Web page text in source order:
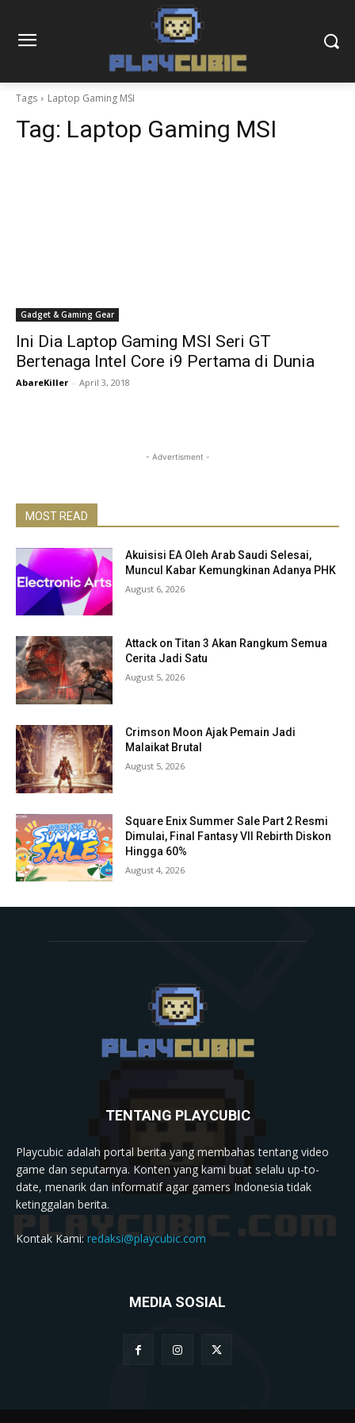
Tags Laptop Gaming MSI
Tag: Laptop Gaming MSI
Gadget & Gaming Gear
Ini Dia Laptop Gaming MSI Seri GT
Bertenaga Intel Core i9 Pertama di Dunia
AbareKiller - April 3, 2018
- Advertisment -
MOST READ
Akuisisi EA Oleh Arab Saudi Selesai,
Muncul Kabar Kemungkinan Adanya PHK
August 6, 2026
Attack on Titan 3 Akan Rangkum Semua
Cerita Jadi Satu
August 5, 2026
Crimson Moon Ajak Pemain Jadi
Malaikat Brutal
August 5, 2026
Square Enix Summer Sale Part 2 Resmi
Dimulai, Final Fantasy VII Rebirth Diskon
Hingga 60%
August 4, 2026
TENTANG PLAYCUBIC
Playcubic adalah portal berita yang membahas tentang video
game dan seputarnya. Konten yang kami buat selalu up-to-
date, menarik dan informatif agar gamers Indonesia tidak
ketinggalan berita.
Kontak Kami:redaksi@playcubic.com
MEDIA SOSIAL